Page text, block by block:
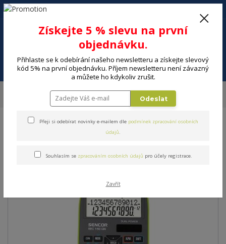
Menu
+420 602 494 600
Kalkulačka SENCOR SEC 150
Získejte 5 % slevu na první
objednávku.
Přihlaste se k odebírání našeho newsletteru a získejte slevový
kód 5% na první objednávku. Příjem newsletteru není závazný
a můžete ho kdykoliv zrušit.
Odeslat
Přeji si odebírat novinky e-mailem dle podmínek zpracování osobních
údajů.
Souhlasím se zpracováním osobních údajů pro účely registrace.
Zavřít